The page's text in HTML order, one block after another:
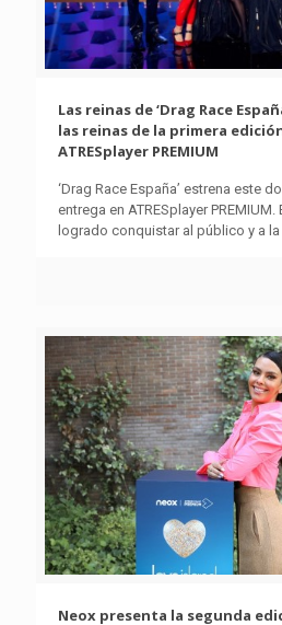
Las reinas de ‘Drag Race
las reinas de la primera
ATRESplayer PREMIUM
‘Drag Race España’ estrena este
entrega en ATRESplayer
logrado conquistar al público y a
Neox presenta la segunda